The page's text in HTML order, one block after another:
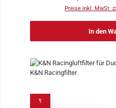
Preise inkl. MwSt.
In den